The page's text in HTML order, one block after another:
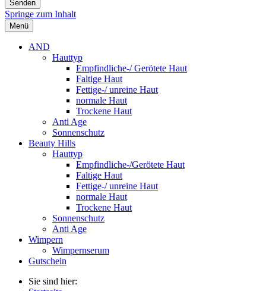
Springe zum Inhalt
Menü
AND
Hauttyp
Empfindliche-/ Gerötete Haut
Faltige Haut
Fettige-/ unreine Haut
normale Haut
Trockene Haut
Anti Age
Sonnenschutz
Beauty Hills
Hauttyp
Empfindliche-/Gerötete Haut
Faltige Haut
Fettige-/ unreine Haut
normale Haut
Trockene Haut
Sonnenschutz
Anti Age
Wimpern
Wimpernserum
Gutschein
Sie sind hier: